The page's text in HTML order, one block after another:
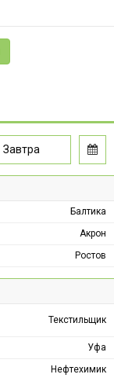
Завтра
Балтика
Акрон
Ростов
Текстильщик
Уфа
Нефтехимик